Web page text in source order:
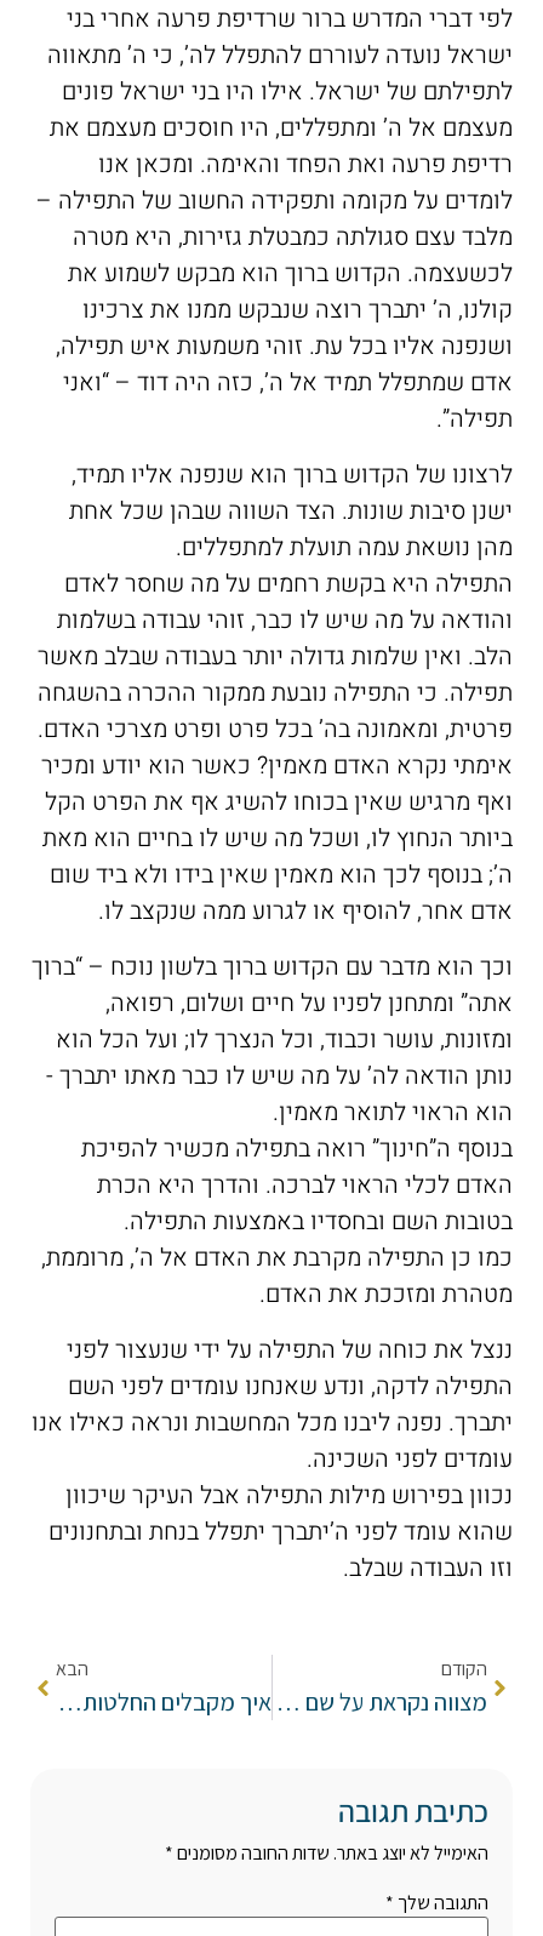
לפי דברי המדרש ברור שרדיפת פרעה אחרי בני
ישראל נועדה לעוררם להתפלל לה’, כי ה’ מתאווה
לתפילתם של ישראל. אילו היו בני ישראל פונים
מעצמם אל ה’ ומתפללים, היו חוסכים מעצמם את
רדיפת פרעה ואת הפחד והאימה. ומכאן אנו
לומדים על מקומה ותפקידה החשוב של התפילה –
מלבד עצם סגולתה כמבטלת גזירות, היא מטרה
לכשעצמה. הקדוש ברוך הוא מבקש לשמוע את
קולנו, ה’ יתברך רוצה שנבקש ממנו את צרכינו
ושנפנה אליו בכל עת. זוהי משמעות איש תפילה,
אדם שמתפלל תמיד אל ה’, כזה היה דוד – “ואני
תפילה”.
לרצונו של הקדוש ברוך הוא שנפנה אליו תמיד,
ישנן סיבות שונות. הצד השווה שבהן שכל אחת
מהן נושאת עמה תועלת למתפללים.
התפילה היא בקשת רחמים על מה שחסר לאדם
והודאה על מה שיש לו כבר, זוהי עבודה בשלמות
הלב. ואין שלמות גדולה יותר בעבודה שבלב מאשר
תפילה. כי התפילה נובעת ממקור ההכרה בהשגחה
פרטית, ומאמונה בה’ בכל פרט ופרט מצרכי האדם.
אימתי נקרא האדם מאמין? כאשר הוא יודע ומכיר
ואף מרגיש שאין בכוחו להשיג אף את הפרט הקל
ביותר הנחוץ לו, ושכל מה שיש לו בחיים הוא מאת
ה’; בנוסף לכך הוא מאמין שאין בידו ולא ביד שום
אדם אחר, להוסיף או לגרוע ממה שנקצב לו.
וכך הוא מדבר עם הקדוש ברוך בלשון נוכח – “ברוך
אתה” ומתחנן לפניו על חיים ושלום, רפואה,
ומזונות, עושר וכבוד, וכל הנצרך לו; ועל הכל הוא
נותן הודאה לה’ על מה שיש לו כבר מאתו יתברך -
הוא הראוי לתואר מאמין.
בנוסף ה”חינוך” רואה בתפילה מכשיר להפיכת
האדם לכלי הראוי לברכה. והדרך היא הכרת
בטובות השם ובחסדיו באמצעות התפילה.
כמו כן התפילה מקרבת את האדם אל ה’, מרוממת,
מטהרת ומזככת את האדם.
ננצל את כוחה של התפילה על ידי שנעצור לפני
התפילה לדקה, ונדע שאנחנו עומדים לפני השם
יתברך. נפנה ליבנו מכל המחשבות ונראה כאילו אנו
עומדים לפני השכינה.
נכוון בפירוש מילות התפילה אבל העיקר שיכוון
שהוא עומד לפני ה’יתברך יתפלל בנחת ובתחנונים
וזו העבודה שבלב.
הקודם
מצווה נקראת על שם גומרה
הבא
איך מקבלים החלטות נכונות בחיים? ומה קורה רגע לפני שהים נפתח אצלך בחיים? שיעורו של הרב מאור דוד כהן לפרשת בשלח.
כתיבת תגובה
האימייל לא יוצג באתר. שדות החובה מסומנים*
התגובה שלך *